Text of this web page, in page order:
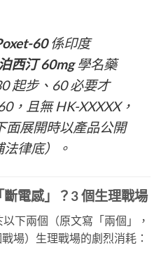
60​ 係印度
西汀 60mg​ 學名藥
起步、60 必要才
，且無 HK-XXXXX，
面展開時以產品公開
律底）。
電感」？3 個生理戰場
下兩個（原文寫「兩個」，
場）生理戰場的劇烈消耗：